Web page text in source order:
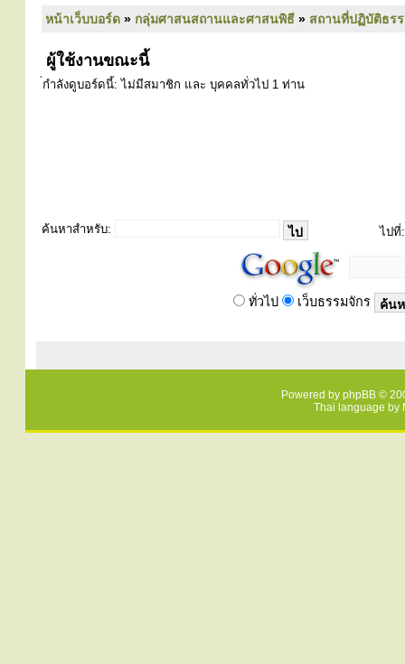
หน้าเว็บบอร์ด » กลุ่มศาสนสถานและศาสนพิธี » สถานที่ปฏิบัติธร
ผู้ใช้งานขณะนี้
่กำลังดูบอร์ดนี้: ไม่มีสมาชิก และ บุคคลทั่วไป 1 ท่าน
ค้นหาสำหรับ: ไปที่:
ทั่วไป เว็บธรรมจักร
Powered by phpBB ©
Thai language by